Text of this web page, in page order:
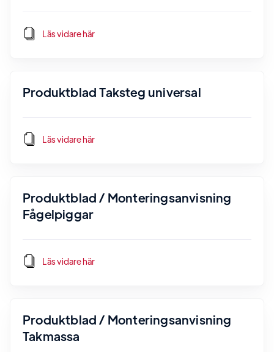
Läs vidare här
Produktblad Taksteg universal
Läs vidare här
Produktblad / Monteringsanvisning
Fågelpiggar
Läs vidare här
Produktblad / Monteringsanvisning
Takmassa